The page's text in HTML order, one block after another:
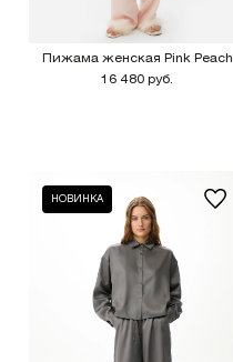
Пижама женская Pink Peach
16 480 руб.
НОВИНКА